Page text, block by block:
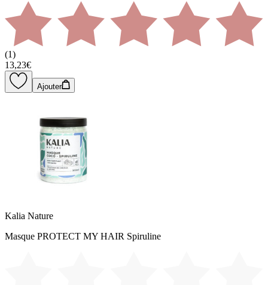
(1)
13,23€
Ajouter
Kalia Nature
Masque PROTECT MY HAIR Spiruline